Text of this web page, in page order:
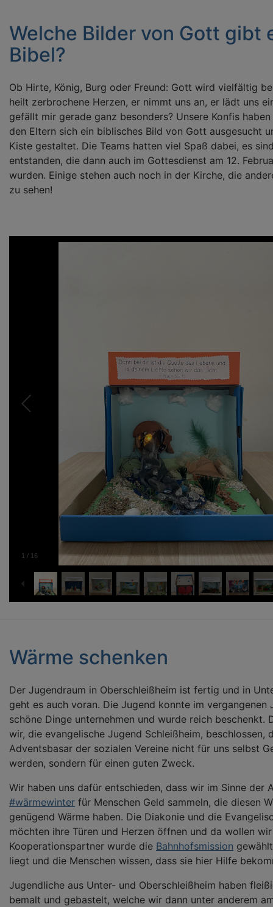
Welche Bilder von Gott gibt
Bibel?
Ob Hirte, König, Burg oder Freund: Gott wird vielfältig
heilt zerbrochene Herzen, er nimmt uns an, er lädt uns
gefällt mir gerade ganz besonders? Unsere Konfis
den Eltern sich ein biblisches Bild von Gott ausgesucht
Kiste gestaltet. Die Teams hatten viel Spaß dabei, es
entstanden, die dann auch im Gottesdienst am 12.
wurden. Einige stehen auch noch in der Kirche, die
zu sehen!
1 / 16
Wärme schenken
Der Jugendraum in Oberschleißheim ist fertig und in
geht es auch voran. Die Jugend konnte im vergangenen
schöne Dinge unternehmen und wurde reich beschenkt.
wir, die evangelische Jugend Schleißheim, beschlossen,
Adventsbasar der sozialen Vereine nicht für uns selbst
werden, sondern für einen guten Zweck.
Wir haben uns dafür entschieden, dass wir im Sinne der
#wärmewinter für Menschen Geld sammeln, die diesen
genügend Wärme haben. Die Diakonie und die
möchten ihre Türen und Herzen öffnen und da wollen
Kooperationspartner wurde die Bahnhofsmission
liegt und die Menschen wissen, dass sie hier Hilfe
Jugendliche aus Unter- und Oberschleißheim haben
bemalt und gebastelt, welche wir dann unter anderem